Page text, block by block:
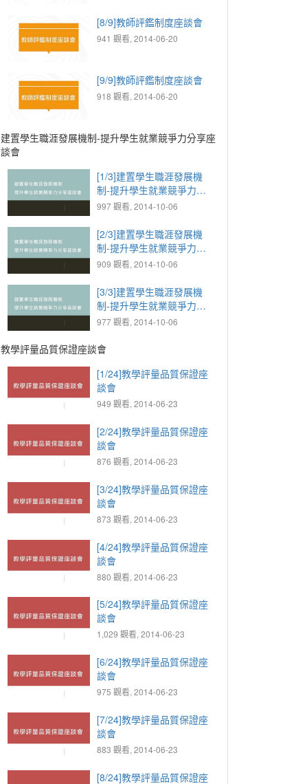
[8/9]教師評鑑制度座談會
941 觀看, 2014-06-20
[9/9]教師評鑑制度座談會
918 觀看, 2014-06-20
建置學生職涯發展機制-提升學生就業競爭力分享座
談會
[1/3]建置學生職涯發展機
制-提升學生就業競爭力分
享座談會
997 觀看, 2014-10-06
[2/3]建置學生職涯發展機
制-提升學生就業競爭力分
享座談會
909 觀看, 2014-10-06
[3/3]建置學生職涯發展機
制-提升學生就業競爭力分
享座談會
977 觀看, 2014-10-06
教學評量品質保證座談會
[1/24]教學評量品質保證座
談會
949 觀看, 2014-06-23
[2/24]教學評量品質保證座
談會
876 觀看, 2014-06-23
[3/24]教學評量品質保證座
談會
873 觀看, 2014-06-23
[4/24]教學評量品質保證座
談會
880 觀看, 2014-06-23
[5/24]教學評量品質保證座
談會
1,029 觀看, 2014-06-23
[6/24]教學評量品質保證座
談會
975 觀看, 2014-06-23
[7/24]教學評量品質保證座
談會
883 觀看, 2014-06-23
[8/24]教學評量品質保證座